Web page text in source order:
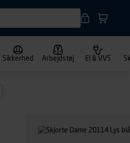
Sikkerhed Arbejdstøj El & VVS